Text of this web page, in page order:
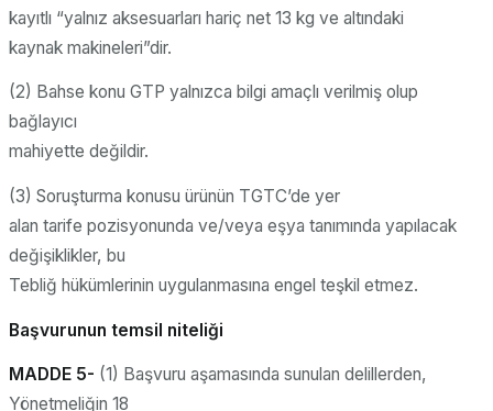
kayıtlı “yalnız aksesuarları hariç net 13 kg ve altındaki
kaynak makineleri”dir.
(2) Bahse konu GTP yalnızca bilgi amaçlı verilmiş olup
bağlayıcı
mahiyette değildir.
(3) Soruşturma konusu ürünün TGTC’de yer
alan tarife pozisyonunda ve/veya eşya tanımında yapılacak
değişiklikler, bu
Tebliğ hükümlerinin uygulanmasına engel teşkil etmez.
Başvurunun temsil niteliği
MADDE 5- (1) Başvuru aşamasında sunulan delillerden,
Yönetmeliğin 18